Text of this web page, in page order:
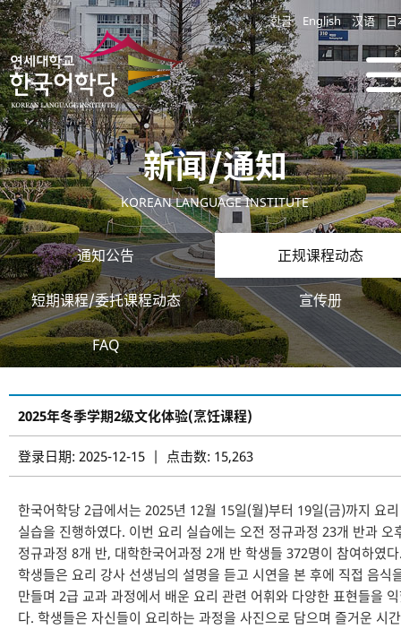
한글 English 汉语 日
新闻/通知
KOREAN LANGUAGE INSTITUTE
通知公告 正规课程动态
短期课程/委托课程动态 宣传册
FAQ
2025年冬季学期2级文化体验(烹饪课程)
登录日期: 2025-12-15 | 点击数: 15,263
한국어학당 2급에서는 2025년 12월 15일(월)부터 19일(금)까지 요리
실습을 진행하였다. 이번 요리 실습에는 오전 정규과정 23개 반과 오
정규과정 8개 반, 대학한국어과정 2개 반 학생들 372명이 참여하였
학생들은 요리 강사 선생님의 설명을 듣고 시연을 본 후에 직접 음식
만들며 2급 교과 과정에서 배운 요리 관련 어휘와 다양한 표현들을
다. 학생들은 자신들이 요리하는 과정을 사진으로 담으며 즐거운 시간